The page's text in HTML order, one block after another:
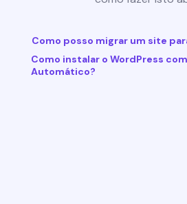
Como posso migrar um site
Como instalar o WordPress
Automático?